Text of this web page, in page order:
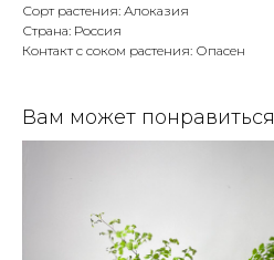
Сорт растения: Алоказия
Страна: Россия
Контакт с соком растения: Опасен
Вам может понравиться